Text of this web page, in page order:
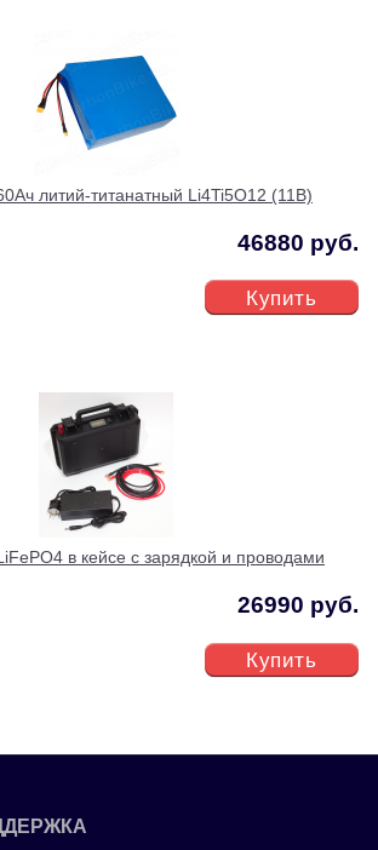
литий-титанатный Li4Ti5O12 (11В)
46880 руб.
Купить
в кейсе с зарядкой и проводами
26990 руб.
Купить